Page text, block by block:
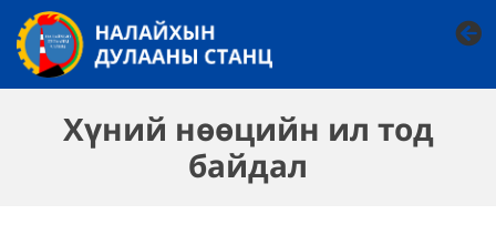
Хүний нөөцийн ил тод
байдал